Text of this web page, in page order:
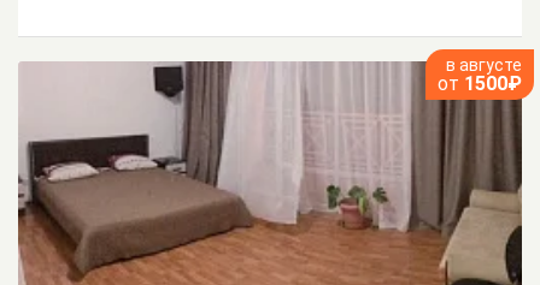
в августе
от 1500₽